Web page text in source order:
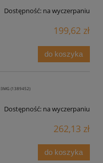
Dostępność: na wyczerpaniu
199,62 zł
do koszyka
(1389452)
Dostępność: na wyczerpaniu
262,13 zł
do koszyka